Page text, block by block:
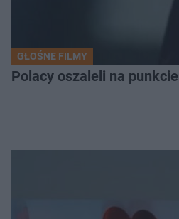
GŁOŚNE FILMY
Polacy oszaleli na